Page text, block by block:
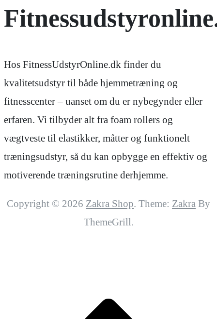
Hos FitnessUdstyrOnline.dk finder du
kvalitetsudstyr til både hjemmetræning og
fitnesscenter – uanset om du er nybegynder eller
erfaren. Vi tilbyder alt fra foam rollers og
vægtveste til elastikker, måtter og funktionelt
træningsudstyr, så du kan opbygge en effektiv og
motiverende træningsrutine derhjemme.
Copyright © 2026 Zakra Shop. Theme: Zakra By
ThemeGrill.